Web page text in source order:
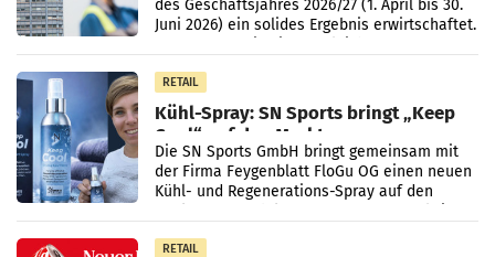
des Geschäftsjahres 2026/27 (1. April bis 30.
Juni 2026) ein solides Ergebnis erwirtschaftet.
RETAIL
Kühl-Spray: SN Sports bringt „Keep
Cool“ auf den Markt
Die SN Sports GmbH bringt gemeinsam mit
der Firma Feygenblatt FloGu OG einen neuen
Kühl- und Regenerations-Spray auf den
RETAIL